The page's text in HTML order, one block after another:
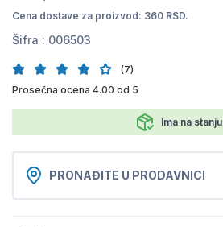
Cena dostave za proizvod: 360 RSD.
Šifra : 006503
(7)
Prosečna ocena 4.00 od 5
Ima na stanju
PRONAĐITE U PRODAVNICI